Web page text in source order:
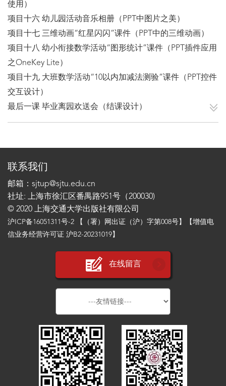
使用）
项目十六 幼儿园活动音乐相册（PPT中图片之美）
项目十七 三维动画“红星闪闪”课件（PPT中的三维动画）
项目十八 幼小衔接数学活动“图形统计”课件（PPT插件应用
之OneKey Lite）
项目十九 大班数学活动“10以内加减法测验”课件（PPT控件
交互设计）
最后一课 毕业离园欢送会（结课设计）
联系我们
邮箱：sjtup@sjtu.edu.cn
社址: 上海市徐汇区番禺路951号（200030)
© 2020 上海交通大学出版社有限公司
沪ICP备16051311号-2 【（署）网出证（沪）字第008号】【增值电
信业务经营许可证 沪B2-20231019】
在线留言